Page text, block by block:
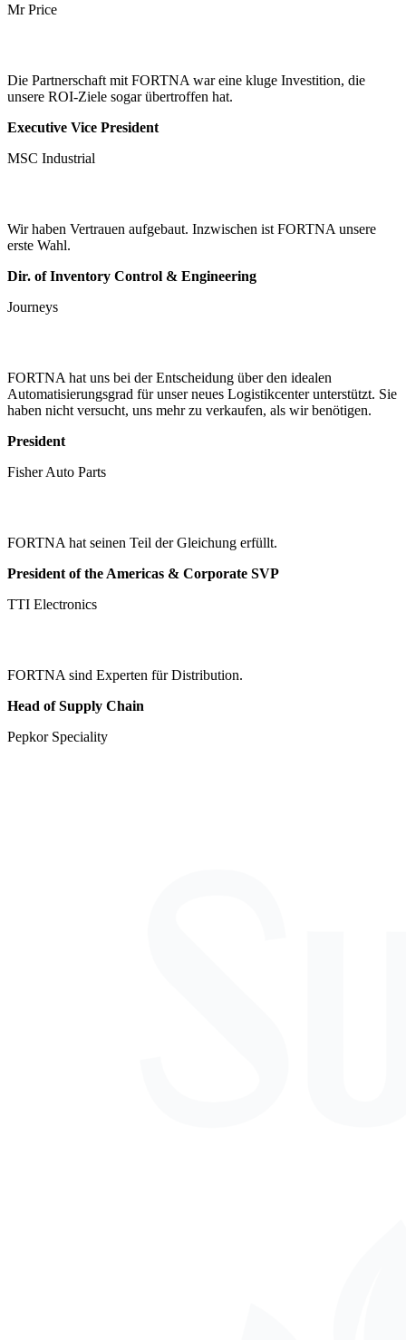
Mr Price
Die Partnerschaft mit FORTNA war eine kluge Investition, die
unsere ROI-Ziele sogar übertroffen hat.
Executive Vice President
MSC Industrial
Wir haben Vertrauen aufgebaut. Inzwischen ist FORTNA unsere
erste Wahl.
Dir. of Inventory Control & Engineering
Journeys
FORTNA hat uns bei der Entscheidung über den idealen
Automatisierungsgrad für unser neues Logistikcenter unterstützt. Sie
haben nicht versucht, uns mehr zu verkaufen, als wir benötigen.
President
Fisher Auto Parts
FORTNA hat seinen Teil der Gleichung erfüllt.
President of the Americas & Corporate SVP
TTI Electronics
FORTNA sind Experten für Distribution.
Head of Supply Chain
Pepkor Speciality